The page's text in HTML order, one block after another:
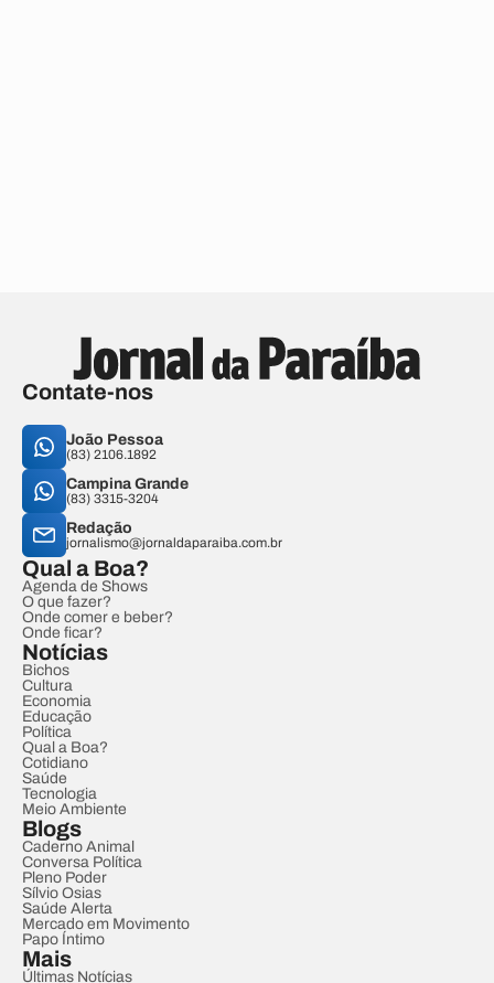
Contate-nos
João Pessoa
(83) 2106.1892
Campina Grande
(83) 3315-3204
Redação
jornalismo@jornaldaparaiba.com.br
Qual a Boa?
Agenda de Shows
O que fazer?
Onde comer e beber?
Onde ficar?
Notícias
Bichos
Cultura
Economia
Educação
Política
Qual a Boa?
Cotidiano
Saúde
Tecnologia
Meio Ambiente
Blogs
Caderno Animal
Conversa Política
Pleno Poder
Sílvio Osias
Saúde Alerta
Mercado em Movimento
Papo Íntimo
Mais
Últimas Notícias